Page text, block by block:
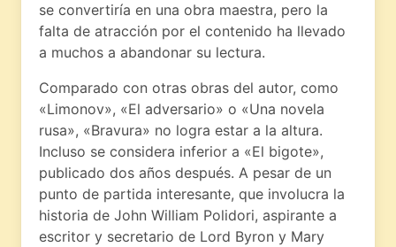
se convertiría en una obra maestra, pero la
falta de atracción por el contenido ha llevado
a muchos a abandonar su lectura.
Comparado con otras obras del autor, como
«Limonov», «El adversario» o «Una novela
rusa», «Bravura» no logra estar a la altura.
Incluso se considera inferior a «El bigote»,
publicado dos años después. A pesar de un
punto de partida interesante, que involucra la
historia de John William Polidori, aspirante a
escritor y secretario de Lord Byron y Mary